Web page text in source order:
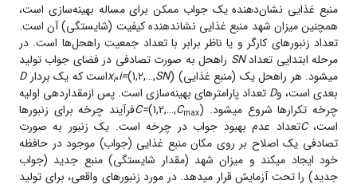
منبع غذایی نشان‌دهنده‌ یک جواب ممکن برای مساله‌ بهینه‌سازی است،
همچنین میزان شهد منبع غذایی نشان­دهنده‌ کیفیت (شایستگی) آن است.
تعداد زنبور‌های کارگر و یا ناظر برابر با تعداد جمعیت راه­حل‌‌ها است. در
مرحله‌ ابتدایی تعدادSN راه­حل به صورت تصادفی در فضای جواب تولید
می­شود. هر راه­حل یک (منبع غذایی)
xi،i=(1,2,…,SN)است که یک بردار
D
بعدی است، وD تعداد پارامتر‌های بهینه‌سازی است. پس ازمقداردهی اولیه
چرخه‌ تکرار‌ها شروع می­شود.
C=(1,2,…,Cmax
)فرآیند چرخه برای زنبور‌ها
است،Cتعداد عدم بهبود جواب در چرخه است. یک زنبور به صورت
تصادفی یک اصلاح بر روی مکان منبع غذایی (جواب) موجود در حافظه‌
خود ایجاد می­کند و میزان شهد (مقدار شایستگی) منبع جدید (جواب
جدید) را تحت آزمایش قرار می­دهد. در مورد زنبور‌های واقعی، برای تولید